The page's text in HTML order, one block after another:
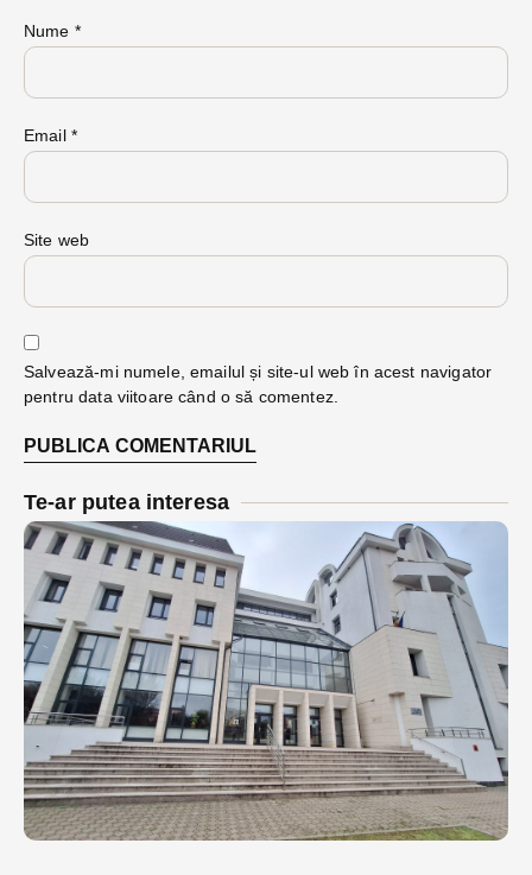
Nume *
Email *
Site web
Salvează-mi numele, emailul și site-ul web în acest navigator
pentru data viitoare când o să comentez.
Te-ar putea interesa